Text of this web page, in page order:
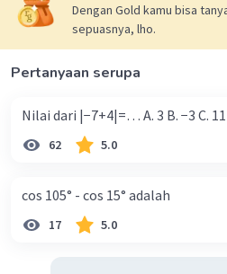
Dengan Gold kamu bisa
sepuasnya, lho.
Pertanyaan serupa
Nilai dari |−7+4|=… A. 3 B.
62 5.0
cos 105° - cos 15° adalah
17 5.0